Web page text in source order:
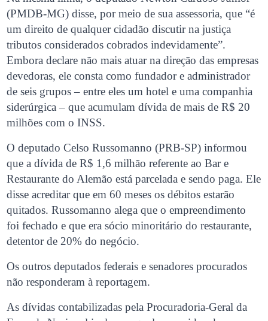
(PMDB-MG) disse, por meio de sua assessoria, que “é
um direito de qualquer cidadão discutir na justiça
tributos considerados cobrados indevidamente”.
Embora declare não mais atuar na direção das empresas
devedoras, ele consta como fundador e administrador
de seis grupos – entre eles um hotel e uma companhia
siderúrgica – que acumulam dívida de mais de R$ 20
milhões com o INSS.
O deputado Celso Russomanno (PRB-SP) informou
que a dívida de R$ 1,6 milhão referente ao Bar e
Restaurante do Alemão está parcelada e sendo paga. Ele
disse acreditar que em 60 meses os débitos estarão
quitados. Russomanno alega que o empreendimento
foi fechado e que era sócio minoritário do restaurante,
detentor de 20% do negócio.
Os outros deputados federais e senadores procurados
não responderam à reportagem.
As dívidas contabilizadas pela Procuradoria-Geral da